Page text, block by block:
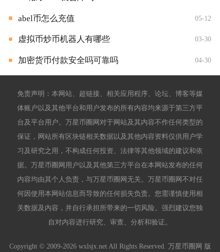
abel币怎么充值 05-12
虚拟币炒币机器人有哪些 03-30
加密货币付款安全吗可靠吗 04-30
免责声明：本网站、超链接、相关应用程序、论坛、博客等媒
体账户以及其他平台和用户发布的所有内容均来源于第三方平
台及平台用户。万星币圈网对于网站及其内容不作任何类型的
保证，网站所有区块链相关数据以及其他内容资料仅供用户学
习及研究之用，不构成任何投资、法律等其他领域的建议和依
据。万星币圈网用户以及其他第三方平台在本网站发布的任何
内容均由其个人负责，与万星币圈网无关。万星币圈网不对任
何因使用本网站信息而导致的任何损失负责。您需谨慎使用相
关数据及内容，并自行承担所带来的一切风险。强烈建议您独
自对内容进行研究、审查、分析和验证。
Copyright © 2009-2026 wxlsjx.net All Rights Reserved. 万星币圈网 版